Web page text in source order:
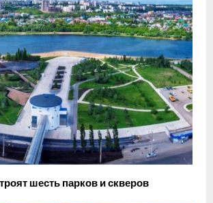
шесть парков и скверов